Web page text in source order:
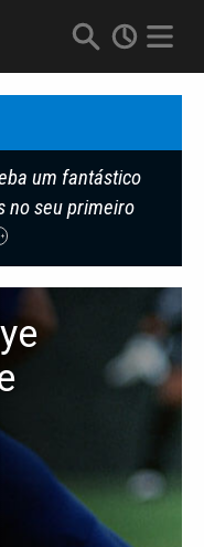
um fantástico
no seu primeiro